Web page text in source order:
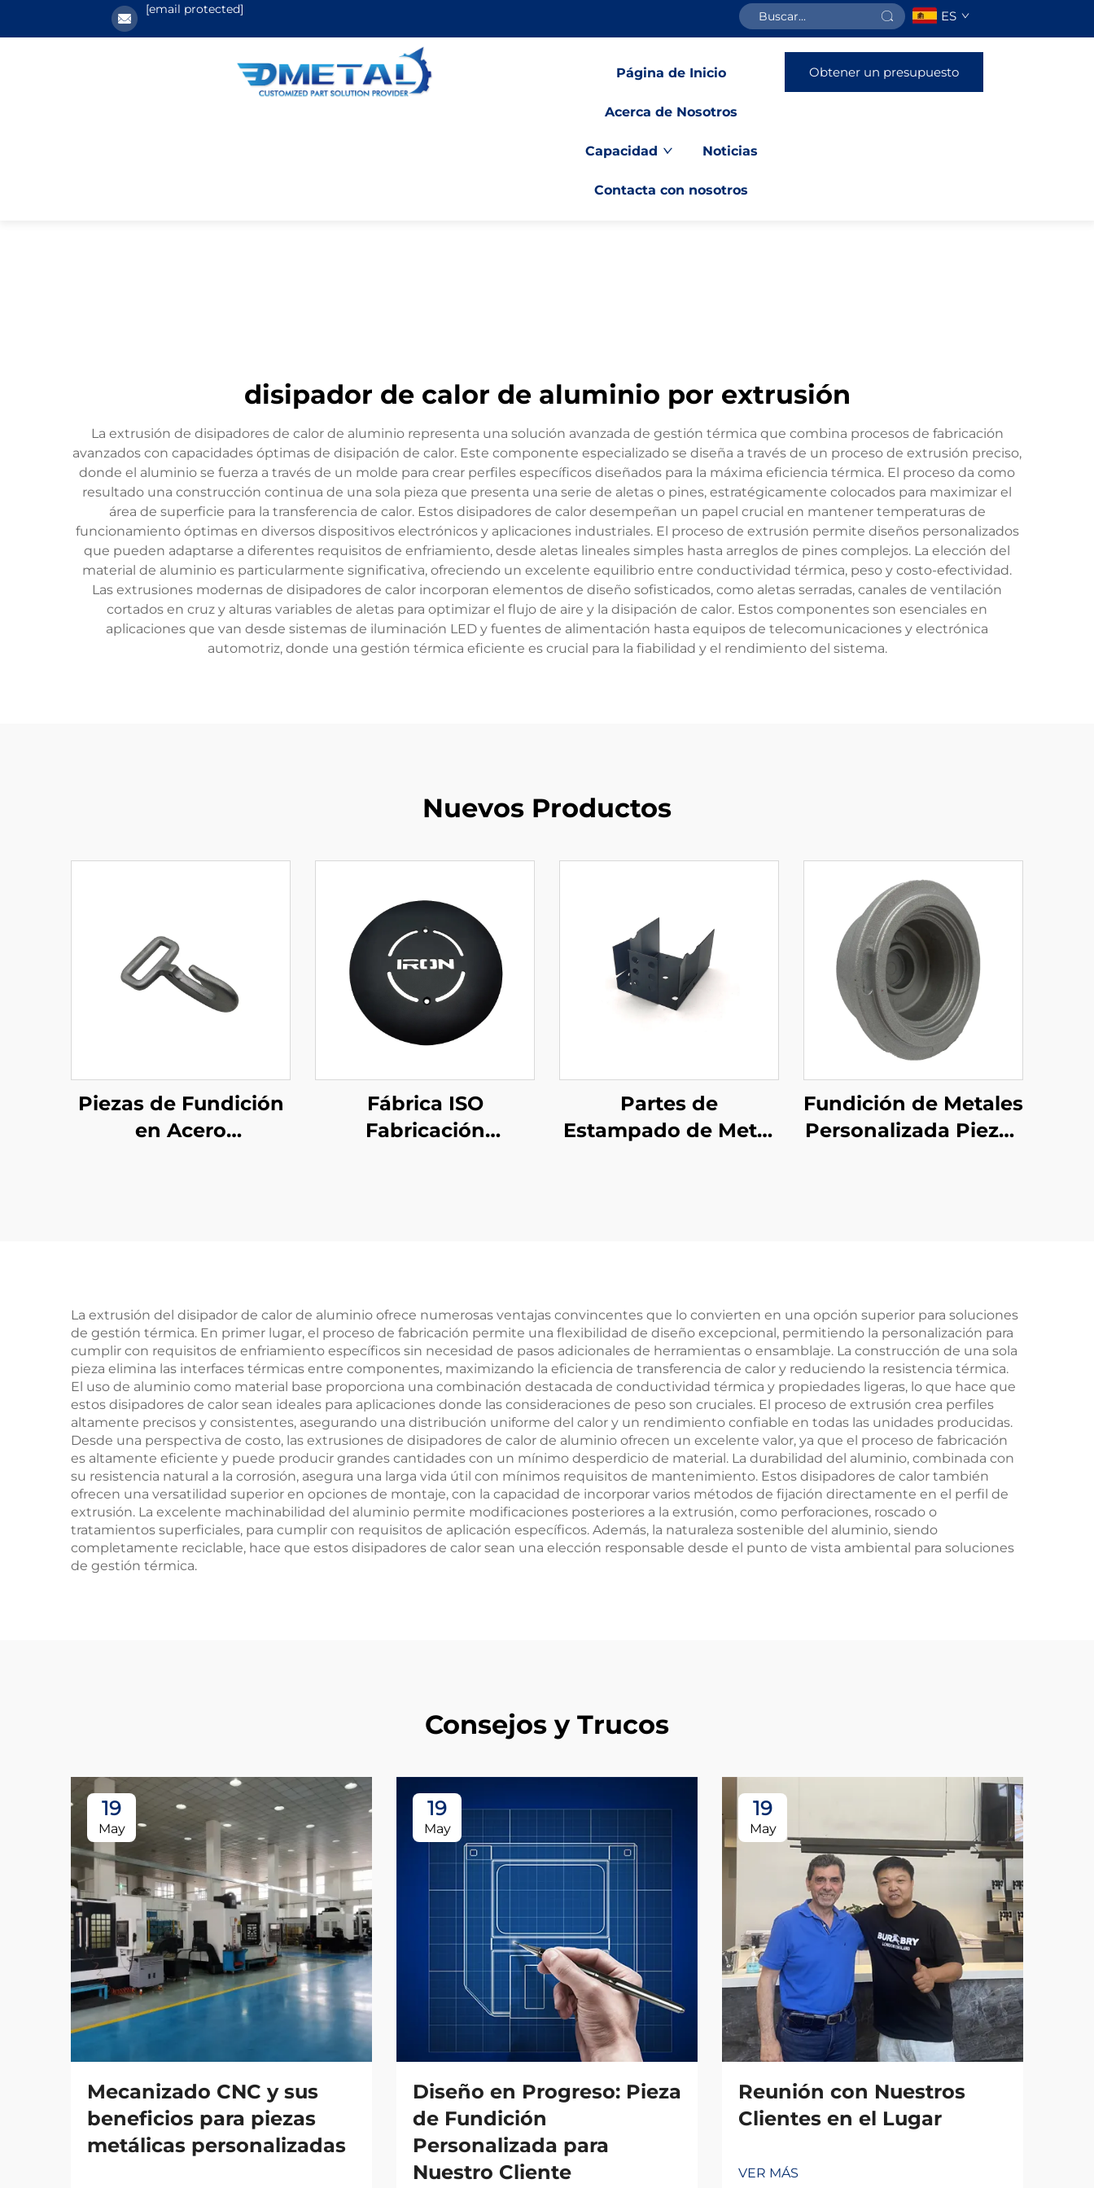
[email protected] ES
Página de Inicio
Acerca de Nosotros
Capacidad Noticias
Contacta con nosotros
Obtener un presupuesto
disipador de calor de aluminio por extrusión
La extrusión de disipadores de calor de aluminio representa una solución avanzada de gestión térmica que combina procesos de fabricación
avanzados con capacidades óptimas de disipación de calor. Este componente especializado se diseña a través de un proceso de extrusión preciso,
donde el aluminio se fuerza a través de un molde para crear perfiles específicos diseñados para la máxima eficiencia térmica. El proceso da como
resultado una construcción continua de una sola pieza que presenta una serie de aletas o pines, estratégicamente colocados para maximizar el
área de superficie para la transferencia de calor. Estos disipadores de calor desempeñan un papel crucial en mantener temperaturas de
funcionamiento óptimas en diversos dispositivos electrónicos y aplicaciones industriales. El proceso de extrusión permite diseños personalizados
que pueden adaptarse a diferentes requisitos de enfriamiento, desde aletas lineales simples hasta arreglos de pines complejos. La elección del
material de aluminio es particularmente significativa, ofreciendo un excelente equilibrio entre conductividad térmica, peso y costo-efectividad.
Las extrusiones modernas de disipadores de calor incorporan elementos de diseño sofisticados, como aletas serradas, canales de ventilación
cortados en cruz y alturas variables de aletas para optimizar el flujo de aire y la disipación de calor. Estos componentes son esenciales en
aplicaciones que van desde sistemas de iluminación LED y fuentes de alimentación hasta equipos de telecomunicaciones y electrónica
automotriz, donde una gestión térmica eficiente es crucial para la fiabilidad y el rendimiento del sistema.
Nuevos Productos
Piezas de Fundición
en Acero
Fábrica ISO
Fabricación
Partes de
Estampado de Metal
Fundición de Metales
Personalizada Piezas
La extrusión del disipador de calor de aluminio ofrece numerosas ventajas convincentes que lo convierten en una opción superior para soluciones
de gestión térmica. En primer lugar, el proceso de fabricación permite una flexibilidad de diseño excepcional, permitiendo la personalización para
cumplir con requisitos de enfriamiento específicos sin necesidad de pasos adicionales de herramientas o ensamblaje. La construcción de una sola
pieza elimina las interfaces térmicas entre componentes, maximizando la eficiencia de transferencia de calor y reduciendo la resistencia térmica.
El uso de aluminio como material base proporciona una combinación destacada de conductividad térmica y propiedades ligeras, lo que hace que
estos disipadores de calor sean ideales para aplicaciones donde las consideraciones de peso son cruciales. El proceso de extrusión crea perfiles
altamente precisos y consistentes, asegurando una distribución uniforme del calor y un rendimiento confiable en todas las unidades producidas.
Desde una perspectiva de costo, las extrusiones de disipadores de calor de aluminio ofrecen un excelente valor, ya que el proceso de fabricación
es altamente eficiente y puede producir grandes cantidades con un mínimo desperdicio de material. La durabilidad del aluminio, combinada con
su resistencia natural a la corrosión, asegura una larga vida útil con mínimos requisitos de mantenimiento. Estos disipadores de calor también
ofrecen una versatilidad superior en opciones de montaje, con la capacidad de incorporar varios métodos de fijación directamente en el perfil de
extrusión. La excelente machinabilidad del aluminio permite modificaciones posteriores a la extrusión, como perforaciones, roscado o
tratamientos superficiales, para cumplir con requisitos de aplicación específicos. Además, la naturaleza sostenible del aluminio, siendo
completamente reciclable, hace que estos disipadores de calor sean una elección responsable desde el punto de vista ambiental para soluciones
de gestión térmica.
Consejos y Trucos
19
May
Mecanizado CNC y sus
beneficios para piezas
metálicas personalizadas
19
May
Diseño en Progreso: Pieza
de Fundición
Personalizada para
Nuestro Cliente
19
May
Reunión con Nuestros
Clientes en el Lugar
VER MÁS